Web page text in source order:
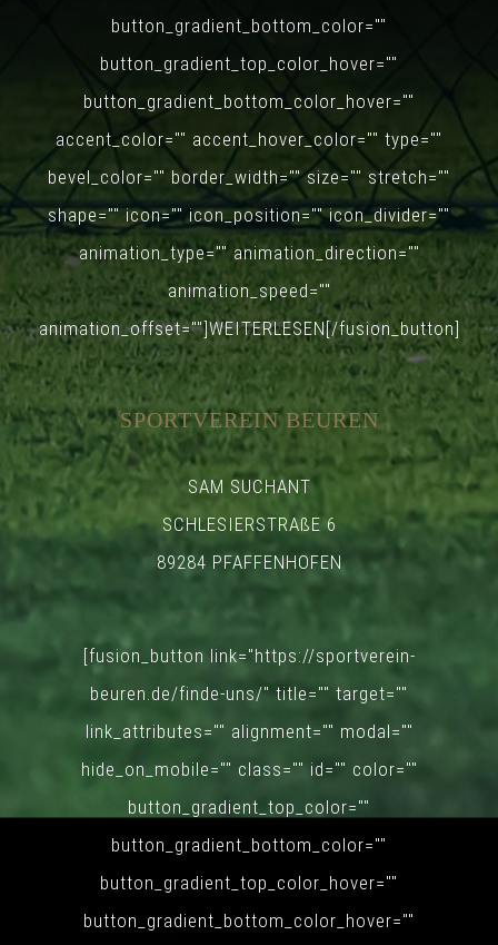
button_gradient_bottom_color=""
button_gradient_top_color_hover=""
button_gradient_bottom_color_hover=""
accent_color="" accent_hover_color="" type=""
bevel_color="" border_width="" size="" stretch=""
shape="" icon="" icon_position="" icon_divider=""
animation_type="" animation_direction=""
animation_speed=""
animation_offset=""]WEITERLESEN[/fusion_button]
SPORTVEREIN BEUREN
SAM SUCHANT
SCHLESIERSTRAßE 6
89284 PFAFFENHOFEN
[fusion_button link="https://sportverein-
beuren.de/finde-uns/" title="" target=""
link_attributes="" alignment="" modal=""
hide_on_mobile="" class="" id="" color=""
button_gradient_top_color=""
button_gradient_bottom_color=""
button_gradient_top_color_hover=""
button_gradient_bottom_color_hover=""